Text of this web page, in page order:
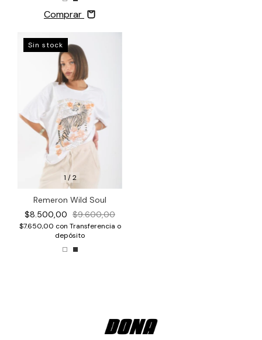
Comprar
1 /2
Sin stock
Remeron Wild Soul
$8.500,00 $9.600,00
$7.650,00 con Transferencia o
depósito